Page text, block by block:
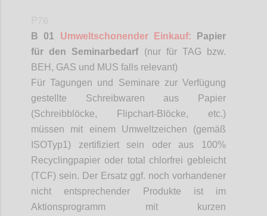
B 01 Umweltschonender Einkauf:
Papier
für den Seminarbedarf (nur für TAG bzw.
BEH, GAS und MUS falls relevant)
Für Tagungen und Seminare zur Verfügung
gestellte Schreibwaren aus Papier
(Schreibblöcke, Flipchart-Blöcke, etc.)
müssen mit einem Umweltzeichen (gemäß
ISOTyp1) zertifiziert sein oder aus 100%
Recyclingpapier oder total chlorfrei gebleicht
(TCF) sein. Der Ersatz ggf. noch vorhandener
nicht entsprechender Produkte ist im
Aktionsprogramm mit kurzen